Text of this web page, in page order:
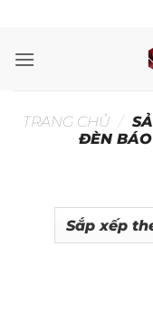
nội
TRANG CHỦ /
ĐÈN BÁO